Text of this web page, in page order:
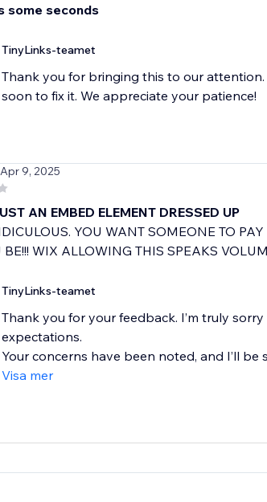
some seconds
TinyLinks-teamet
Thank you for bringing this to our
9, 2025
AN EMBED ELEMENT DRESSED UP
YOU WANT SOMEONE TO
WIX ALLOWING THIS SPEAKS
TinyLinks-teamet
Thank you for your feedback. I’m truly
expectations.
Your concerns have been noted, and I’ll
Visa mer